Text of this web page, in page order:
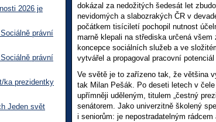
dokázal za nedožitých šedesát let
nevidomých a slabozrakých ČR v
počátkem tisíciletí pochopil nutnost
marně klepali na střediska určená
koncepce sociálních služeb a ve
vytvářel a propagoval pracovní
Ve světě je to zařízeno tak, že většina
tak Milan Pešák. Po deseti letech v
upřímněji uděleným, titulem „čestný
senátorem. Jako univerzitně školený
i seniorům: je nepostradatelným
2026 je
právní
právní
ka prezidentky
Jeden svět